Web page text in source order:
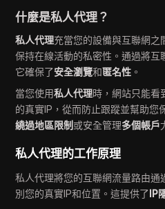
什麼是私人代理？
私人代理充當您的設備與互聯網之
保持在線活動的私密性。通過將互
它確保了安全瀏覽和匿名性 。
當您使用私人代理時，網站只能看
的真實IP，從而防止跟蹤並幫助您
繞過地區限制 或安全管理多個帳戶
私人代理的工作原理
私人代理將您的互聯網流量路由通
別您的真實IP和位置。這提供了IP